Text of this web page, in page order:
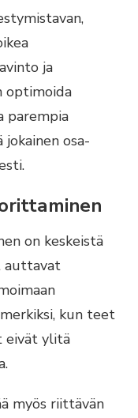
ja
optimoida
parempia
osa-
on keskeistä
auttavat
kun teet
eivät ylitä
myös riittävän